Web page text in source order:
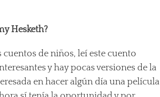
Hesketh?
cuentos de niños, leí este cuento
y hay pocas versiones de la
en hacer algún día una película